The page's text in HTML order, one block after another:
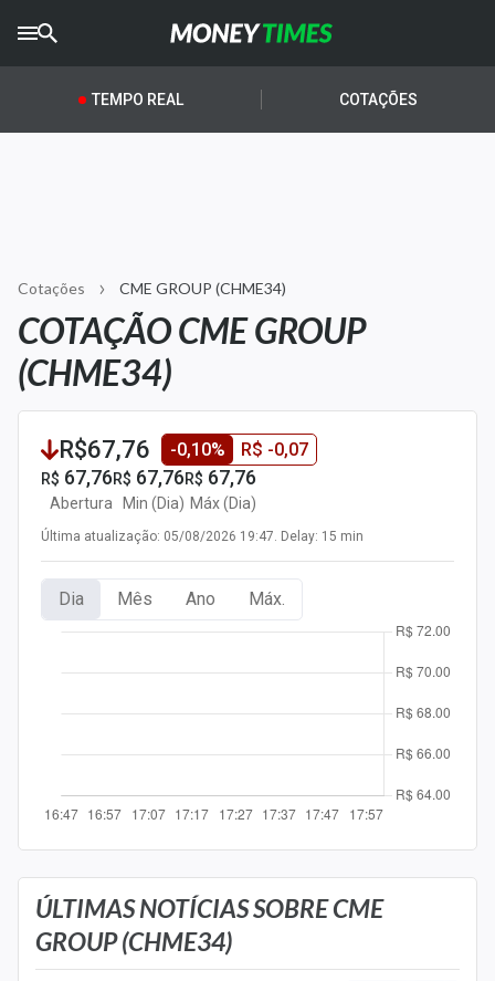
CRYPTOTIMES
AGROTIMES
Newsletters
Money Trader
Últimas Notícias
Newsletters
Cotações
Comprar ou vender?
Central de Fundos Imobiliários
Central dos IPOs
Renda Fixa
Finanças Pessoais
Mercados
TEMPO REAL COTAÇÕES
Cotações CME GROUP (CHME34)
COTAÇÃO CME GROUP
(CHME34)
R$67,76 -0,10% R$ -0,07
R$ 67,76
Abertura
R$ 67,76
Min (Dia)
R$ 67,76
Máx (Dia)
Última atualização: 05/08/2026 19:47. Delay: 15 min
Dia Mês Ano Máx.
ÚLTIMAS NOTÍCIAS SOBRE CME
GROUP (CHME34)